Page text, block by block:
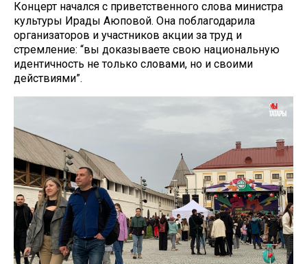
Концерт начался с приветственного слова министра
культуры Ирады Аюповой. Она поблагодарила
организаторов и участников акции за труд и
стремление: “вы доказываете свою национальную
идентичность не только словами, но и своими
действиями”.